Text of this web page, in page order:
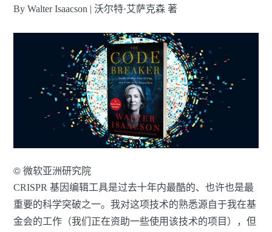
By Walter Isaacson | 沃尔特·艾萨克森 著
© 微软亚洲研究院
CRISPR 基因编辑工具是过去十年内最酷的、也许也是最
重要的科学突破之一。我对这项技术的熟悉源自于我在基
金会的工作（我们正在资助一些使用该技术的项目），但